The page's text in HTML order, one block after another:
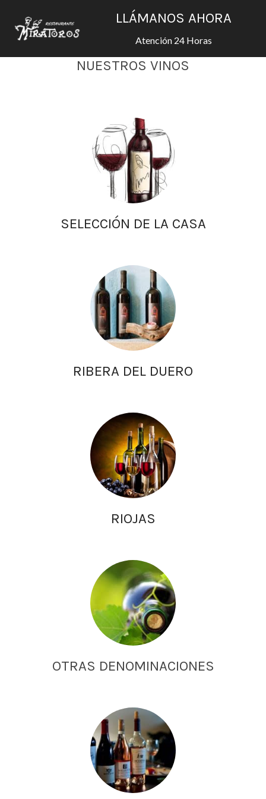
LLÁMANOS AHORA
Atención 24 Horas
NUESTROS VINOS
SELECCIÓN DE LA CASA
RIBERA DEL DUERO
RIOJAS
OTRAS DENOMINACIONES